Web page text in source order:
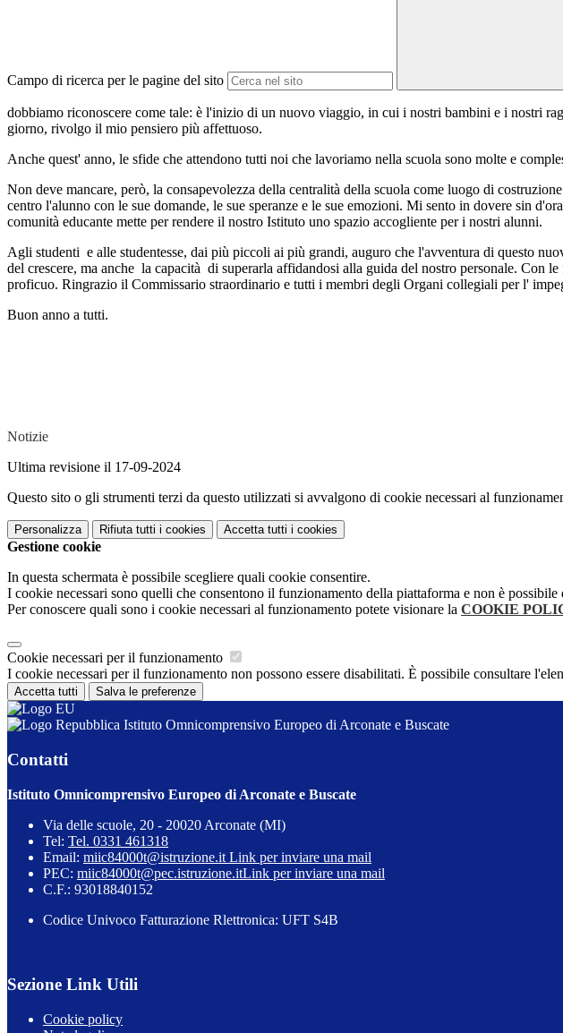
Campo di ricerca per le pagine del sito
dobbiamo riconoscere come tale: è l'inizio di un nuovo viaggio, in cui i nostri bambini e i nostri
giorno, rivolgo il mio pensiero più affettuoso.
Anche quest' anno, le sfide che attendono tutti noi che lavoriamo nella scuola sono molte e
Non deve mancare, però, la consapevolezza della centralità della scuola come luogo di
centro l'alunno con le sue domande, le sue speranze e le sue emozioni. Mi sento in dovere sin
comunità educante mette per rendere il nostro Istituto uno spazio accogliente per i nostri alunni.
Agli studenti e alle studentesse, dai più piccoli ai più grandi, auguro che l'avventura di questo
del crescere, ma anche la capacità di superarla affidandosi alla guida del nostro personale.
proficuo. Ringrazio il Commissario straordinario e tutti i membri degli Organi collegiali per l'
Buon anno a tutti.
Notizie
Ultima revisione il 17-09-2024
Questo sito o gli strumenti terzi da questo utilizzati si avvalgono di cookie necessari al
Personalizza Rifiuta tutti i cookies Accetta tutti i cookies
Gestione cookie
In questa schermata è possibile scegliere quali cookie consentire.
I cookie necessari sono quelli che consentono il funzionamento della piattaforma e non è
Per conoscere quali sono i cookie necessari al funzionamento potete visionare la COOKIE
Cookie necessari per il funzionamento
I cookie necessari per il funzionamento non possono essere disabilitati. È possibile consultare
Accetta tutti Salva le preferenze
Istituto Omnicomprensivo Europeo di Arconate e Buscate
Contatti
Istituto Omnicomprensivo Europeo di Arconate e Buscate
Via delle scuole, 20 - 20020 Arconate (MI)
Tel: Tel. 0331 461318
Email: miic84000t@istruzione.it Link per inviare una mail
PEC: miic84000t@pec.istruzione.itLink per inviare una mail
C.F.: 93018840152
Codice Univoco Fatturazione Rlettronica: UFT S4B
Sezione Link Utili
Cookie policy